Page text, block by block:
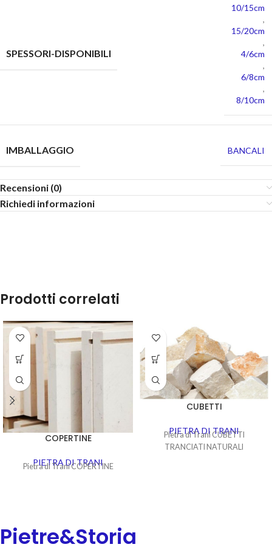
SPESSORI-DISPONIBILI
10/15cm
,
15/20cm
,
4/6cm
,
6/8cm
,
8/10cm
IMBALLAGGIO BANCALI
Recensioni (0)
Richiedi informazioni
Prodotti correlati
COPERTINE
PIETRA DI TRANI
Pietra di Trani COPERTINE
CUBETTI
PIETRA DI TRANI
Pietra di Trani CUBETTI
TRANCIATI NATURALI
Pietre&Storia